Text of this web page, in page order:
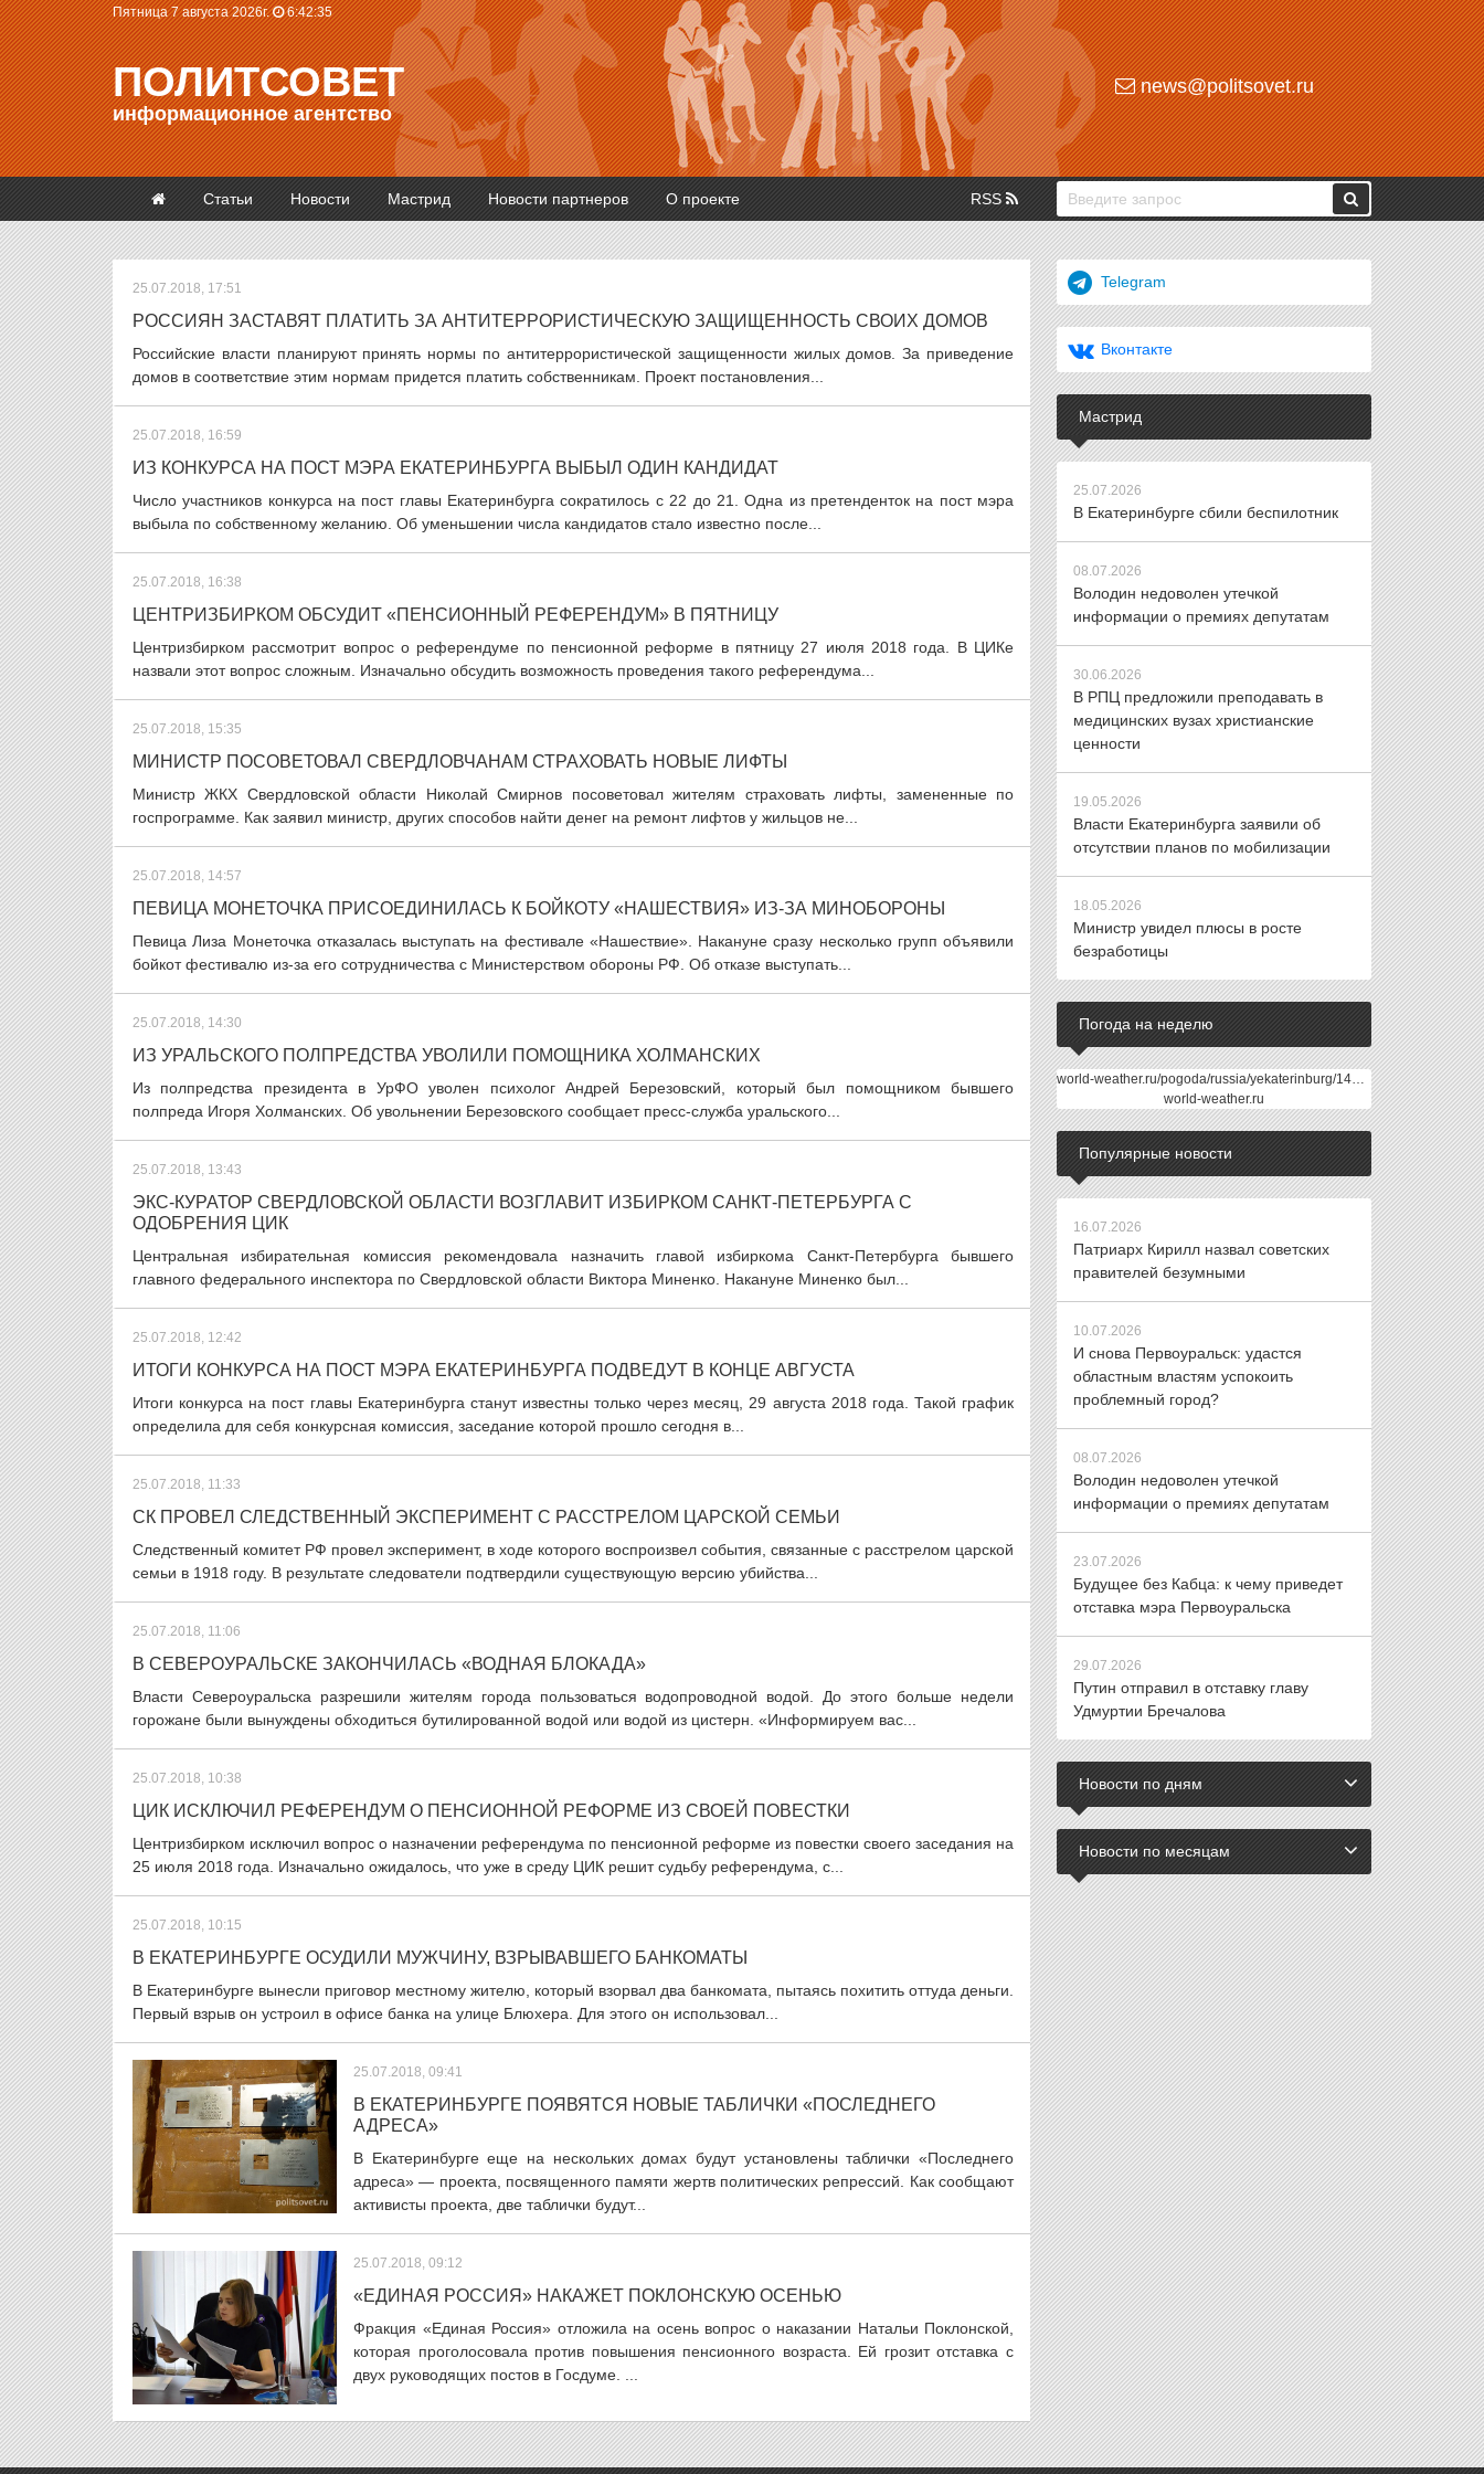
Пятница 7 августа 2026г. 6:42:36
ПОЛИТСОВЕТ
информационное агентство
news@politsovet.ru
Статьи Новости Мастрид Новости партнеров О проекте RSS
25.07.2018, 17:51
РОССИЯН ЗАСТАВЯТ ПЛАТИТЬ ЗА АНТИТЕРРОРИСТИЧЕСКУЮ ЗАЩИЩЕННОСТЬ СВОИХ ДОМОВ
Российские власти планируют принять нормы по антитеррористической защищенности жилых домов. За приведение
домов в соответствие этим нормам придется платить собственникам. Проект постановления...
25.07.2018, 16:59
ИЗ КОНКУРСА НА ПОСТ МЭРА ЕКАТЕРИНБУРГА ВЫБЫЛ ОДИН КАНДИДАТ
Число участников конкурса на пост главы Екатеринбурга сократилось с 22 до 21. Одна из претенденток на пост мэра
выбыла по собственному желанию. Об уменьшении числа кандидатов стало известно после...
25.07.2018, 16:38
ЦЕНТРИЗБИРКОМ ОБСУДИТ «ПЕНСИОННЫЙ РЕФЕРЕНДУМ» В ПЯТНИЦУ
Центризбирком рассмотрит вопрос о референдуме по пенсионной реформе в пятницу 27 июля 2018 года. В ЦИКе
назвали этот вопрос сложным. Изначально обсудить возможность проведения такого референдума...
25.07.2018, 15:35
МИНИСТР ПОСОВЕТОВАЛ СВЕРДЛОВЧАНАМ СТРАХОВАТЬ НОВЫЕ ЛИФТЫ
Министр ЖКХ Свердловской области Николай Смирнов посоветовал жителям страховать лифты, замененные по
госпрограмме. Как заявил министр, других способов найти денег на ремонт лифтов у жильцов не...
25.07.2018, 14:57
ПЕВИЦА МОНЕТОЧКА ПРИСОЕДИНИЛАСЬ К БОЙКОТУ «НАШЕСТВИЯ» ИЗ-ЗА МИНОБОРОНЫ
Певица Лиза Монеточка отказалась выступать на фестивале «Нашествие». Накануне сразу несколько групп объявили
бойкот фестивалю из-за его сотрудничества с Министерством обороны РФ. Об отказе выступать...
25.07.2018, 14:30
ИЗ УРАЛЬСКОГО ПОЛПРЕДСТВА УВОЛИЛИ ПОМОЩНИКА ХОЛМАНСКИХ
Из полпредства президента в УрФО уволен психолог Андрей Березовский, который был помощником бывшего
полпреда Игоря Холманских. Об увольнении Березовского сообщает пресс-служба уральского...
25.07.2018, 13:43
ЭКС-КУРАТОР СВЕРДЛОВСКОЙ ОБЛАСТИ ВОЗГЛАВИТ ИЗБИРКОМ САНКТ-ПЕТЕРБУРГА С
ОДОБРЕНИЯ ЦИК
Центральная избирательная комиссия рекомендовала назначить главой избиркома Санкт-Петербурга бывшего
главного федерального инспектора по Свердловской области Виктора Миненко. Накануне Миненко был...
25.07.2018, 12:42
ИТОГИ КОНКУРСА НА ПОСТ МЭРА ЕКАТЕРИНБУРГА ПОДВЕДУТ В КОНЦЕ АВГУСТА
Итоги конкурса на пост главы Екатеринбурга станут известны только через месяц, 29 августа 2018 года. Такой график
определила для себя конкурсная комиссия, заседание которой прошло сегодня в...
25.07.2018, 11:33
СК ПРОВЕЛ СЛЕДСТВЕННЫЙ ЭКСПЕРИМЕНТ С РАССТРЕЛОМ ЦАРСКОЙ СЕМЬИ
Следственный комитет РФ провел эксперимент, в ходе которого воспроизвел события, связанные с расстрелом царской
семьи в 1918 году. В результате следователи подтвердили существующую версию убийства...
25.07.2018, 11:06
В СЕВЕРОУРАЛЬСКЕ ЗАКОНЧИЛАСЬ «ВОДНАЯ БЛОКАДА»
Власти Североуральска разрешили жителям города пользоваться водопроводной водой. До этого больше недели
горожане были вынуждены обходиться бутилированной водой или водой из цистерн. «Информируем вас...
25.07.2018, 10:38
ЦИК ИСКЛЮЧИЛ РЕФЕРЕНДУМ О ПЕНСИОННОЙ РЕФОРМЕ ИЗ СВОЕЙ ПОВЕСТКИ
Центризбирком исключил вопрос о назначении референдума по пенсионной реформе из повестки своего заседания на
25 июля 2018 года. Изначально ожидалось, что уже в среду ЦИК решит судьбу референдума, с...
25.07.2018, 10:15
В ЕКАТЕРИНБУРГЕ ОСУДИЛИ МУЖЧИНУ, ВЗРЫВАВШЕГО БАНКОМАТЫ
В Екатеринбурге вынесли приговор местному жителю, который взорвал два банкомата, пытаясь похитить оттуда деньги.
Первый взрыв он устроил в офисе банка на улице Блюхера. Для этого он использовал...
25.07.2018, 09:41
В ЕКАТЕРИНБУРГЕ ПОЯВЯТСЯ НОВЫЕ ТАБЛИЧКИ «ПОСЛЕДНЕГО
АДРЕСА»
В Екатеринбурге еще на нескольких домах будут установлены таблички «Последнего
адреса» — проекта, посвященного памяти жертв политических репрессий. Как сообщают
активисты проекта, две таблички будут...
25.07.2018, 09:12
«ЕДИНАЯ РОССИЯ» НАКАЖЕТ ПОКЛОНСКУЮ ОСЕНЬЮ
Фракция «Единая Россия» отложила на осень вопрос о наказании Натальи Поклонской,
которая проголосовала против повышения пенсионного возраста. Ей грозит отставка с
двух руководящих постов в Госдуме. ...
Telegram
Вконтакте
Мастрид
25.07.2026
В Екатеринбурге сбили беспилотник
08.07.2026
Володин недоволен утечкой
информации о премиях депутатам
30.06.2026
В РПЦ предложили преподавать в
медицинских вузах христианские
ценности
19.05.2026
Власти Екатеринбурга заявили об
отсутствии планов по мобилизации
18.05.2026
Министр увидел плюсы в росте
безработицы
Погода на неделю
world-weather.ru/pogoda/russia/yekaterinburg/14days/
world-weather.ru
Популярные новости
16.07.2026
Патриарх Кирилл назвал советских
правителей безумными
10.07.2026
И снова Первоуральск: удастся
областным властям успокоить
проблемный город?
08.07.2026
Володин недоволен утечкой
информации о премиях депутатам
23.07.2026
Будущее без Кабца: к чему приведет
отставка мэра Первоуральска
29.07.2026
Путин отправил в отставку главу
Удмуртии Бречалова
Новости по дням
Новости по месяцам